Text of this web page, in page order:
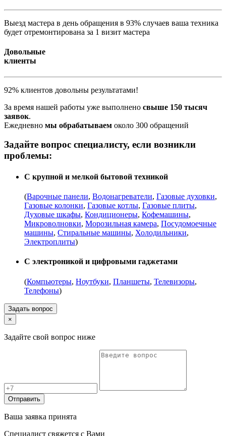
Выезд мастера в день обращения в 93% случаев ваша техника
будет отремонтирована за 1 визит мастера
Довольные
клиенты
92% клиентов довольны результатами!
За время нашей работы уже выполнено свыше 150 тысяч
заявок.
Ежедневно мы обрабатываем около 300 обращений
Задайте вопрос специалисту, если возникли
проблемы:
С крупной и мелкой бытовой техникой
(Варочные панели, Водонагреватели, Газовые духовки,
Газовые колонки, Газовые котлы, Газовые плиты,
Духовые шкафы, Кондиционеры, Кофемашины,
Микроволновки, Морозильная камера, Посудомоечные
машины, Стиральные машины, Холодильники,
Электроплиты)
С электроникой и цифровыми гаджетами
(Компьютеры, Ноутбуки, Планшеты, Телевизоры,
Телефоны)
Задать вопрос
×
Задайте свой вопрос ниже
Отправить
Ваша заявка принята
Специалист свяжется с Вами